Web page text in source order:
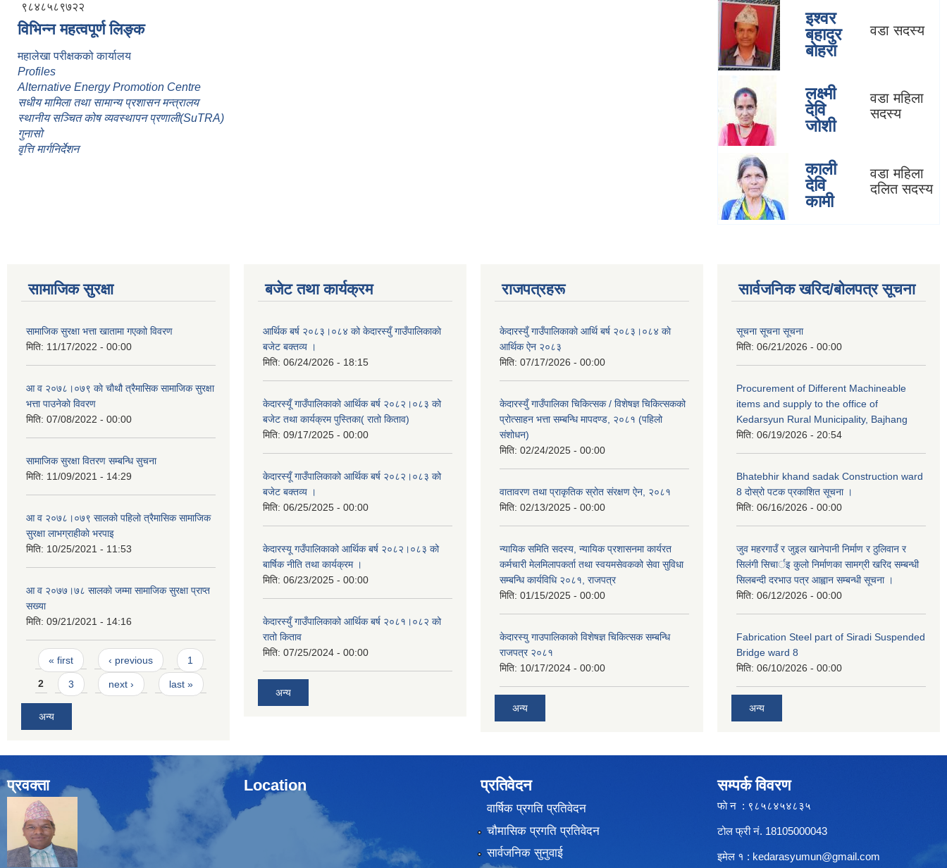
९८४८५८९७२२
विभिन्न महत्वपूर्ण लिङ्क
महालेखा परीक्षकको कार्यालय
Profiles
Alternative Energy Promotion Centre
सधीय मामिला तथा सामान्य प्रशासन मन्त्रालय
स्थानीय सञ्चित कोष व्यवस्थापन प्रणाली(SuTRA)
गुनासो
वृत्ति मार्गनिर्देशन
इश्वर
बहादुर
बाेहरा
वडा सदस्य
लक्ष्मी
देवि
जोशी
वडा महिला
सदस्य
काली
देवि
कामी
वडा महिला
दलित सदस्य
सामाजिक सुरक्षा
सामाजिक सुरक्षा भत्ता खातामा गएकाो विवरण
मिति: 11/17/2022 - 00:00
आ व २०७८।०७९ काे चाैथौ त्रैमासिक सामाजिक सुरक्षा
भत्ता पाउनेकाे विवरण
मिति: 07/08/2022 - 00:00
सामाजिक सुरक्षा वितरण सम्बन्धि सुचना
मिति: 11/09/2021 - 14:29
आ व २०७८।०७९ सालकाे पहिलाे त्रैमासिक सामाजिक
सुरक्षा लाभग्राहीकाे भरपाइ
मिति: 10/25/2021 - 11:53
आ व २०७७।७८ सालकाे जम्मा सामाजिक सुरक्षा प्राप्त
सख्या
मिति: 09/21/2021 - 14:16
Pages
« first ‹ previous 1
2 3 next › last »
अन्य
बजेट तथा कार्यक्रम
आर्थिक बर्ष २०८३।०८४ को केदारस्युँ गाउँपालिकाकाे
बजेट बक्तव्य ।
मिति: 06/24/2026 - 18:15
केदारस्यूँ गाउँपालिकाकाे आर्थिक बर्ष २०८२।०८३ को
बजेट तथा कार्यक्रम पुस्तिका( रातो किताव)
मिति: 09/17/2025 - 00:00
केदारस्यूँ गाउँपालिकाको आर्थिक बर्ष २०८२।०८३ को
बजेट बक्तव्य ।
मिति: 06/25/2025 - 00:00
केदारस्यू गउँपालिकाको आर्थिक बर्ष २०८२।०८३ को
बार्षिक नीति तथा कार्यक्रम ।
मिति: 06/23/2025 - 00:00
केदारस्युँ गाउँपालिकाको आर्थिक बर्ष २०८१।०८२ को
रातो किताव
मिति: 07/25/2024 - 00:00
अन्य
राजपत्रहरू
केदारस्युँ गाउँपालिकाकाे आर्थि बर्ष २०८३।०८४ काे
आर्थिक ऐन २०८३
मिति: 07/17/2026 - 00:00
केदारस्युँ गाउँपालिका चिकित्सक / विशेषज्ञ चिकित्सकको
प्रोत्साहन भत्ता सम्बन्धि मापदण्ड, २०८१ (पहिलो
संशोधन)
मिति: 02/24/2025 - 00:00
वातावरण तथा प्राकृतिक स्रोत संरक्षण ऐन, २०८१
मिति: 02/13/2025 - 00:00
न्यायिक समिति सदस्य, न्यायिक प्रशासनमा कार्यरत
कर्मचारी मेलमिलापकर्ता तथा स्वयमसेवकको सेवा सुविधा
सम्बन्धि कार्यविधि २०८१, राजपत्र
मिति: 01/15/2025 - 00:00
केदारस्यु गाउपालिकाको विशेषज्ञ चिकित्सक सम्बन्धि
राजपत्र २०८१
मिति: 10/17/2024 - 00:00
अन्य
सार्वजनिक खरिद/बोलपत्र सूचना
सूचना सूचना सूचना
मिति: 06/21/2026 - 00:00
Procurement of Different Machineable
items and supply to the office of
Kedarsyun Rural Municipality, Bajhang
मिति: 06/19/2026 - 20:54
Bhatebhir khand sadak Construction ward
8 दोस्रो पटक प्रकाशित सूचना ।
मिति: 06/16/2026 - 00:00
जुव महरगाउँ र जुइल खानेपानी निर्माण र ठुलिवान र
सिलंगी सिचार्इ कुलो निर्माणका सामग्री खरिद सम्बन्धी
सिलबन्दी दरभाउ पत्र आह्वान सम्बन्धी सूचना ।
मिति: 06/12/2026 - 00:00
Fabrication Steel part of Siradi Suspended
Bridge ward 8
मिति: 06/10/2026 - 00:00
अन्य
प्रवक्ता Location प्रतिवेदन
वार्षिक प्रगति प्रतिवेदन
चौमासिक प्रगति प्रतिवेदन
सार्वजनिक सुनुवाई
सम्पर्क विवरण
फाे न : ९८५८४५४८३५
टोल फ्री नं. 18105000043
इमेल १ : kedarasyumun@gmail.com